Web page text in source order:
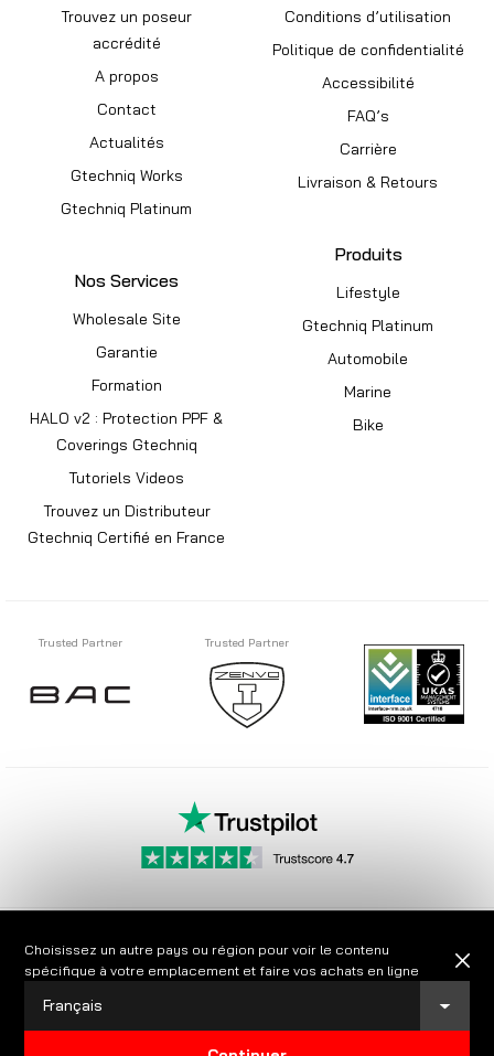
Trouvez un poseur
accrédité
A propos
Contact
Actualités
Gtechniq Works
Gtechniq Platinum
Nos Services
Wholesale Site
Garantie
Formation
HALO v2 : Protection PPF &
Coverings Gtechniq
Tutoriels Videos
Trouvez un Distributeur
Gtechniq Certifié en France
Conditions d’utilisation
Politique de confidentialité
Accessibilité
FAQ’s
Carrière
Livraison & Retours
Produits
Lifestyle
Gtechniq Platinum
Automobile
Marine
Bike
Trusted Partner Trusted Partner
©2026GtechniqFrance. Tous droits réservés.
Choisissez un autre pays ou région pour voir le contenu
spécifique à votre emplacement et faire vos achats en ligne
Region